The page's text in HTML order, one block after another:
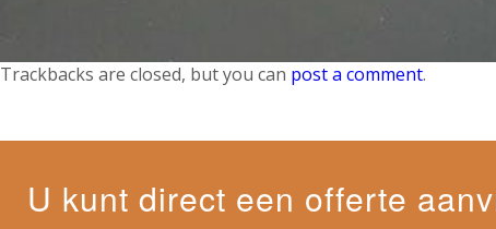
Trackbacks are closed, but you can post a comment.
U kunt direct een offerte